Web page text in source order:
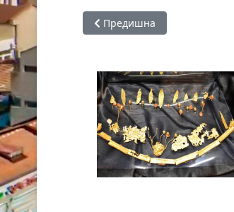
Предишна статия:
Предишна